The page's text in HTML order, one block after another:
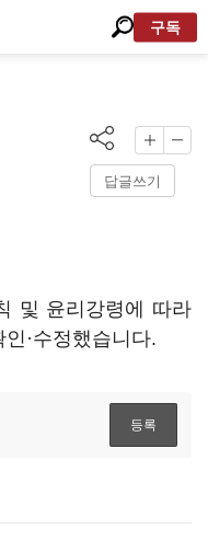
구독
답글쓰기
및 윤리강령에 따라
·수정했습니다.